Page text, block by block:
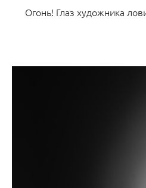
Огонь! Глаз художника